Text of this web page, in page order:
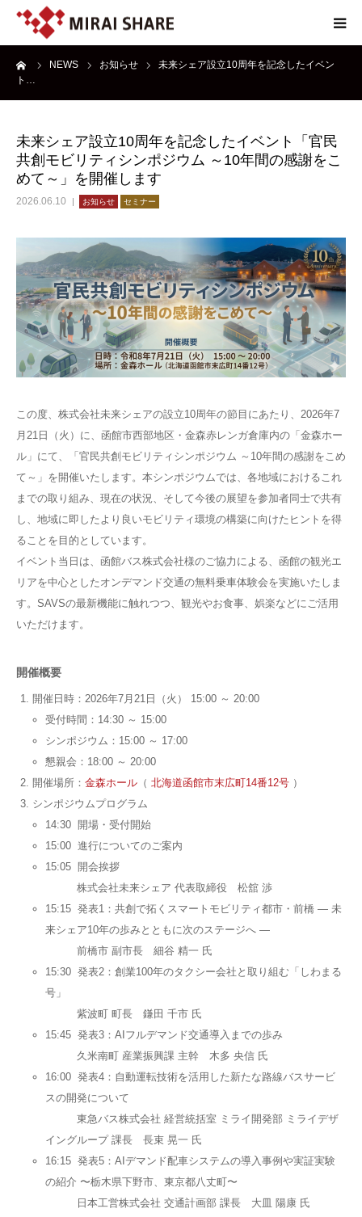
NEWS お知らせ
未来シェア設立10周年を記念したイベン
ト…
未来シェア設立10周年を記念したイベント「官民
共創モビリティシンポジウム ～10年間の感謝をこ
めて～」を開催します
2026.06.10 お知らせ セミナー
この度、株式会社未来シェアの設立10周年の節目にあたり、2026年7
月21日（火）に、函館市西部地区・金森赤レンガ倉庫内の「金森ホー
ル」にて、「官民共創モビリティシンポジウム ～10年間の感謝をこめ
て～」を開催いたします。本シンポジウムでは、各地域におけるこれ
までの取り組み、現在の状況、そして今後の展望を参加者同士で共有
し、地域に即したより良いモビリティ環境の構築に向けたヒントを得
ることを目的としています。
イベント当日は、函館バス株式会社様のご協力による、函館の観光エ
リアを中心としたオンデマンド交通の無料乗車体験会を実施いたしま
す。SAVSの最新機能に触れつつ、観光やお食事、娯楽などにご活用
いただけます。
開催概要
開催日時：2026年7月21日（火） 15:00 ～ 20:00
受付時間：14:30 ～ 15:00
シンポジウム：15:00 ～ 17:00
懇親会：18:00 ～ 20:00
開催場所： 金森ホール（ 北海道函館市末広町14番12号）
シンポジウムプログラム
14:30 開場・受付開始
15:00 進行についてのご案内
15:05 開会挨拶
株式会社未来シェア 代表取締役 松舘 渉
15:15 発表1：共創で拓くスマートモビリティ都市・前橋 ― 未
来シェア10年の歩みとともに次のステージへ ―
前橋市 副市長 細谷 精一 氏
15:30 発表2：創業100年のタクシー会社と取り組む「しわまる
号」
紫波町 町長 鎌田 千市 氏
15:45 発表3：AIフルデマンド交通導⼊までの歩み
久米南町 産業振興課 主幹 木多 央信 氏
16:00 発表4：⾃動運転技術を活⽤した新たな路線バスサービ
スの開発について
東急バス株式会社 経営統括室 ミライ開発部 ミライデザ
イングループ 課長 長束 晃一 氏
16:15 発表5：AIデマンド配⾞システムの導⼊事例や実証実験
の紹介 〜栃⽊県下野市、東京都⼋丈町〜
日本工営株式会社 交通計画部 課長 大皿 陽康 氏
NEWS
SERVICE
REPORT
ABOUT